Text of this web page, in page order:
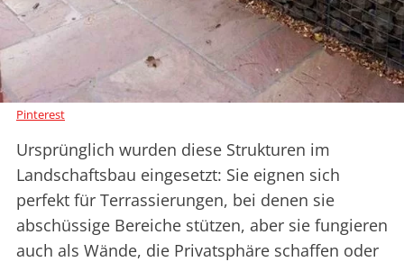
Pinterest
Ursprünglich wurden diese Strukturen im
Landschaftsbau eingesetzt: Sie eignen sich
perfekt für Terrassierungen, bei denen sie
abschüssige Bereiche stützen, aber sie fungieren
auch als Wände, die Privatsphäre schaffen oder